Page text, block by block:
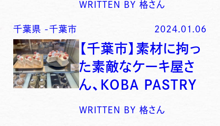
WRITTEN BY 格さん
千葉県 -千葉市 2024.01.06
【千葉市】素材に拘っ
た素敵なケーキ屋さ
ん、KOBA PASTRY
WRITTEN BY 格さん